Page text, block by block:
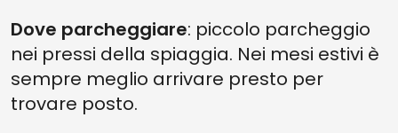
Dove parcheggiare: piccolo parcheggio
nei pressi della spiaggia. Nei mesi estivi è
sempre meglio arrivare presto per
trovare posto.